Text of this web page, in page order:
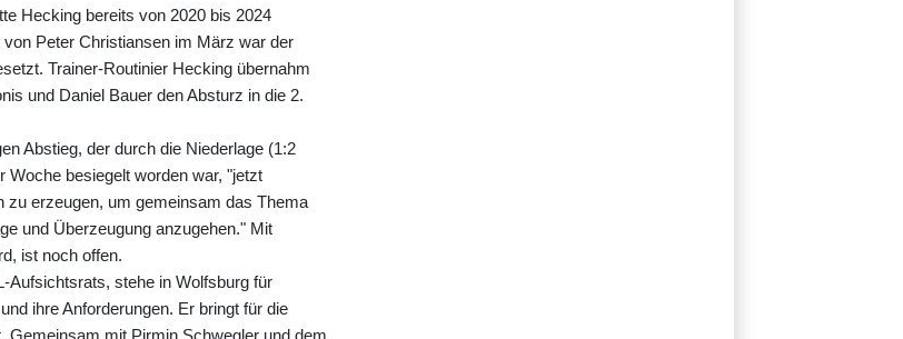
Hecking bereits von 2020 bis 2024
Peter Christiansen im März war der
Trainer-Routinier Hecking übernahm
und Daniel Bauer den Absturz in die 2.
Abstieg, der durch die Niederlage (1:2
Woche besiegelt worden war, "jetzt
erzeugen, um gemeinsam das Thema
und Überzeugung anzugehen." Mit
ist noch offen.
Aufsichtsrats, stehe in Wolfsburg für
ihre Anforderungen. Er bringt für die